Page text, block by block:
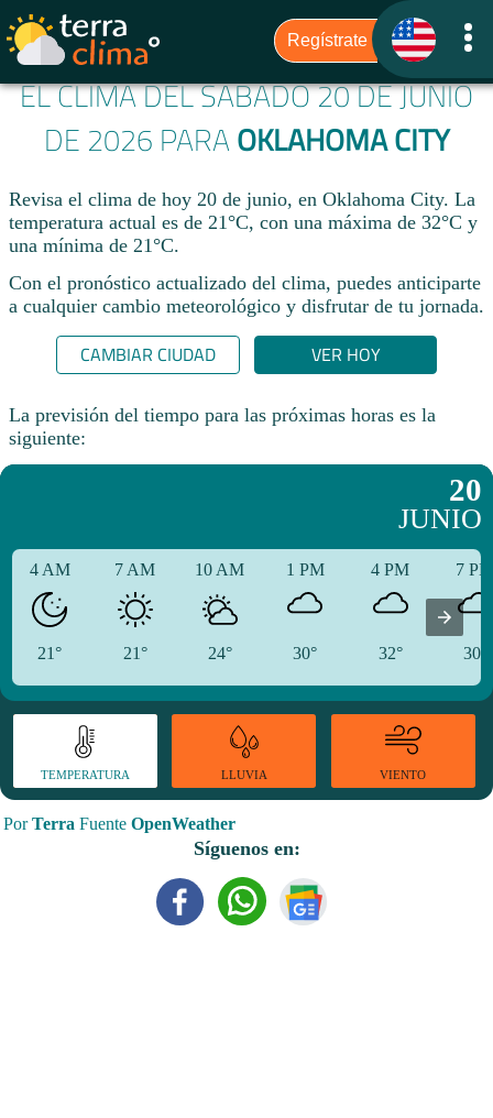
EL CLIMA DEL SÁBADO 20 DE JUNIO
DE 2026 PARA OKLAHOMA CITY
Revisa el clima de hoy 20 de junio, en Oklahoma City. La
temperatura actual es de 21°C, con una máxima de 32°C y
una mínima de 21°C.​
Con el pronóstico actualizado del clima, puedes anticiparte
a cualquier cambio meteorológico y disfrutar de tu jornada.​
CAMBIAR CIUDAD VER HOY
La previsión del tiempo para las próximas horas es la
siguiente:
20
JUNIO
4 AM
21°
7 AM
21°
10 AM
24°
1 PM
30°
4 PM
32°
7
30°
TEMPERATURA LLUVIA VIENTO
PorTerra Fuente OpenWeather
Síguenos en: